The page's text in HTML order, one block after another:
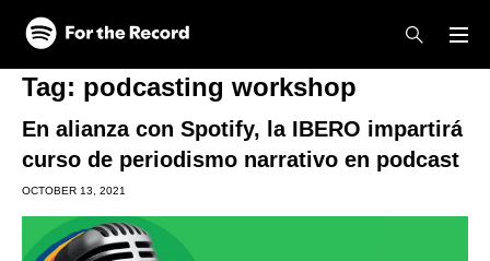
Skip to main content
Skip to footer
Tag: podcasting workshop
En alianza con Spotify, la IBERO impartirá
curso de periodismo narrativo en podcast
OCTOBER 13, 2021